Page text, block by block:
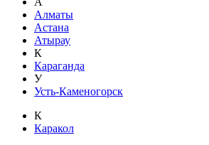
Алматы
Астана
Атырау
К
Караганда
У
Усть-Каменогорск
К
Каракол